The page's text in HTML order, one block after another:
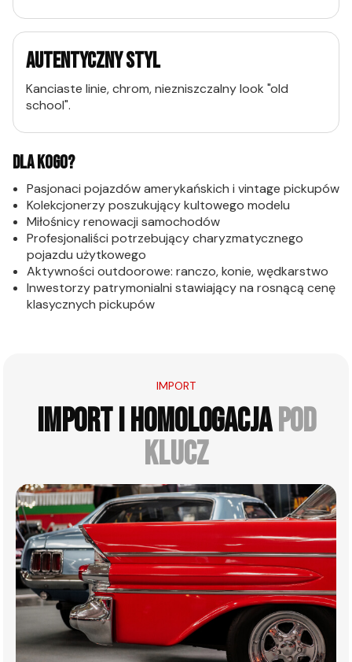
AUTENTYCZNY STYL
Kanciaste linie, chrom, niezniszczalny look "old
school".
DLA KOGO?
Pasjonaci pojazdów amerykańskich i vintage pickupów
Kolekcjonerzy poszukujący kultowego modelu
Miłośnicy renowacji samochodów
Profesjonaliści potrzebujący charyzmatycznego
pojazdu użytkowego
Aktywności outdoorowe: ranczo, konie, wędkarstwo
Inwestorzy patrymonialni stawiający na rosnącą cenę
klasycznych pickupów
IMPORT
IMPORT I HOMOLOGACJAPOD
KLUCZ